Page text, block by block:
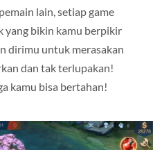
lain, setiap game
yang bikin kamu berpikir
dirimu untuk merasakan
dan tak terlupakan!
kamu bisa bertahan!